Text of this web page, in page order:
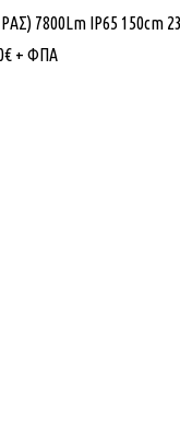
7800Lm IP65 150cm
€ + ΦΠΑ